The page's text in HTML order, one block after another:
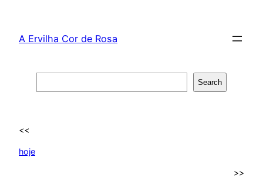
content
A Ervilha Cor de Rosa
Search
<<
hoje
>>